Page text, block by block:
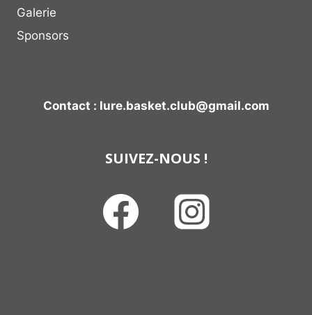
Galerie
Sponsors
Contact : lure.basket.club@gmail.com
SUIVEZ-NOUS !